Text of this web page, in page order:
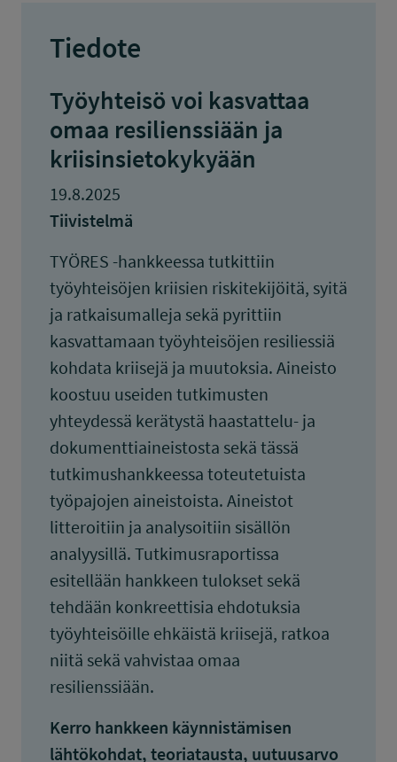
Tiedote
Työyhteisö voi kasvattaa
omaa resilienssiään ja
kriisinsietokykyään
19.8.2025
Tiivistelmä
TYÖRES -hankkeessa tutkittiin
työyhteisöjen kriisien riskitekijöitä, syitä
ja ratkaisumalleja sekä pyrittiin
kasvattamaan työyhteisöjen resiliessiä
kohdata kriisejä ja muutoksia. Aineisto
koostuu useiden tutkimusten
yhteydessä kerätystä haastattelu- ja
dokumenttiaineistosta sekä tässä
tutkimushankkeessa toteutetuista
työpajojen aineistoista. Aineistot
litteroitiin ja analysoitiin sisällön
analyysillä. Tutkimusraportissa
esitellään hankkeen tulokset sekä
tehdään konkreettisia ehdotuksia
työyhteisöille ehkäistä kriisejä, ratkoa
niitä sekä vahvistaa omaa
resilienssiään.
Kerro hankkeen käynnistämisen
lähtökohdat, teoriatausta, uutuusarvo